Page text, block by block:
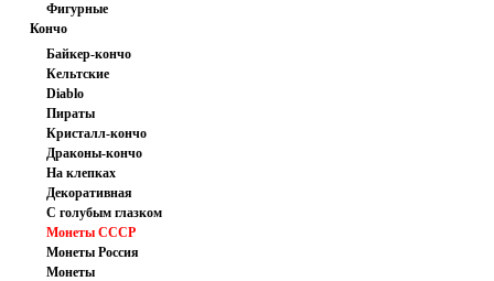
Фигурные
Кончо
Байкер-кончо
Кельтские
Diablo
Пираты
Кристалл-кончо
Драконы-кончо
На клепках
Декоративная
шайба
С голубым глазком
Монеты СССР
Монеты Россия
Монеты